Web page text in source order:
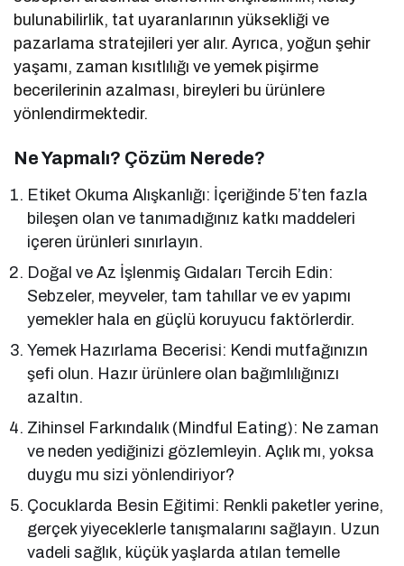
bulunabilirlik, tat uyaranlarının yüksekliği ve
pazarlama stratejileri yer alır. Ayrıca, yoğun şehir
yaşamı, zaman kısıtlılığı ve yemek pişirme
becerilerinin azalması, bireyleri bu ürünlere
yönlendirmektedir.
Ne Yapmalı? Çözüm Nerede?
Etiket Okuma Alışkanlığı: İçeriğinde 5’ten fazla
bileşen olan ve tanımadığınız katkı maddeleri
içeren ürünleri sınırlayın.
Doğal ve Az İşlenmiş Gıdaları Tercih Edin:
Sebzeler, meyveler, tam tahıllar ve ev yapımı
yemekler hala en güçlü koruyucu faktörlerdir.
Yemek Hazırlama Becerisi: Kendi mutfağınızın
şefi olun. Hazır ürünlere olan bağımlılığınızı
azaltın.
Zihinsel Farkındalık (Mindful Eating): Ne zaman
ve neden yediğinizi gözlemleyin. Açlık mı, yoksa
duygu mu sizi yönlendiriyor?
Çocuklarda Besin Eğitimi: Renkli paketler yerine,
gerçek yiyeceklerle tanışmalarını sağlayın. Uzun
vadeli sağlık, küçük yaşlarda atılan temelle